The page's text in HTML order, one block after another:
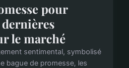
pour
le marché
sentimental, symbolisé
bague de promesse, les